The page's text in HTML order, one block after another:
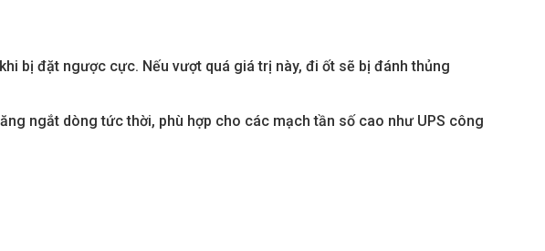
bị đặt ngược cực. Nếu vượt quá giá trị này, đi ốt sẽ bị đánh thủng
ngắt dòng tức thời, phù hợp cho các mạch tần số cao như UPS công